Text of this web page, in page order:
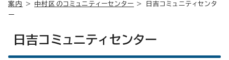
案内
> 中村区のコミュニティーセンター > 日吉コミュニティセンタ
ー
日吉コミュニティセンター